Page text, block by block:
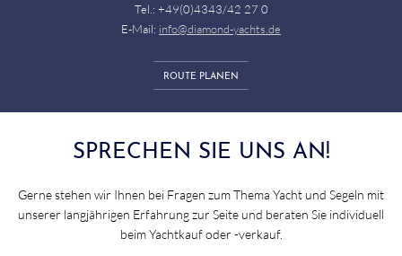
Tel.: +49(0)4343/42 27 0
E-Mail: info@diamond-yachts.de
ROUTE PLANEN
SPRECHEN SIE UNS AN!
Gerne stehen wir Ihnen bei Fragen zum Thema Yacht und Segeln mit
unserer langjährigen Erfahrung zur Seite und beraten Sie individuell
beim Yachtkauf oder -verkauf.